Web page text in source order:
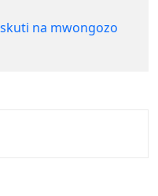
na mwongozo